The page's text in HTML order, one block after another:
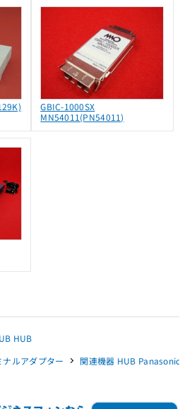
GBIC-1000SX
MN54011(PN54011)
HUB
ルアダプター 関連機器 HUB Panasonic